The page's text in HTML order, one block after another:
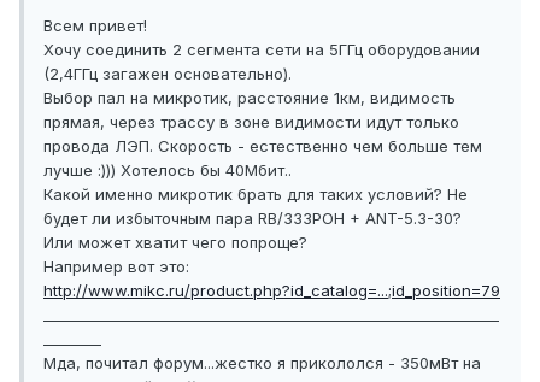
Всем привет!
Хочу соединить 2 сегмента сети на 5ГГц оборудовании
(2,4ГГц загажен основательно).
Выбор пал на микротик, расстояние 1км, видимость
прямая, через трассу в зоне видимости идут только
провода ЛЭП. Скорость - естественно чем больше тем
лучше :))) Хотелось бы 40Мбит..
Какой именно микротик брать для таких условий? Не
будет ли избыточным пара RB/333POH + ANT-5.3-30?
Или может хватит чего попроще?
Например вот это:
http://www.mikc.ru/product.php?id_catalog=...;id_position=79
Мда, почитал форум...жестко я прикололся - 350мВт на